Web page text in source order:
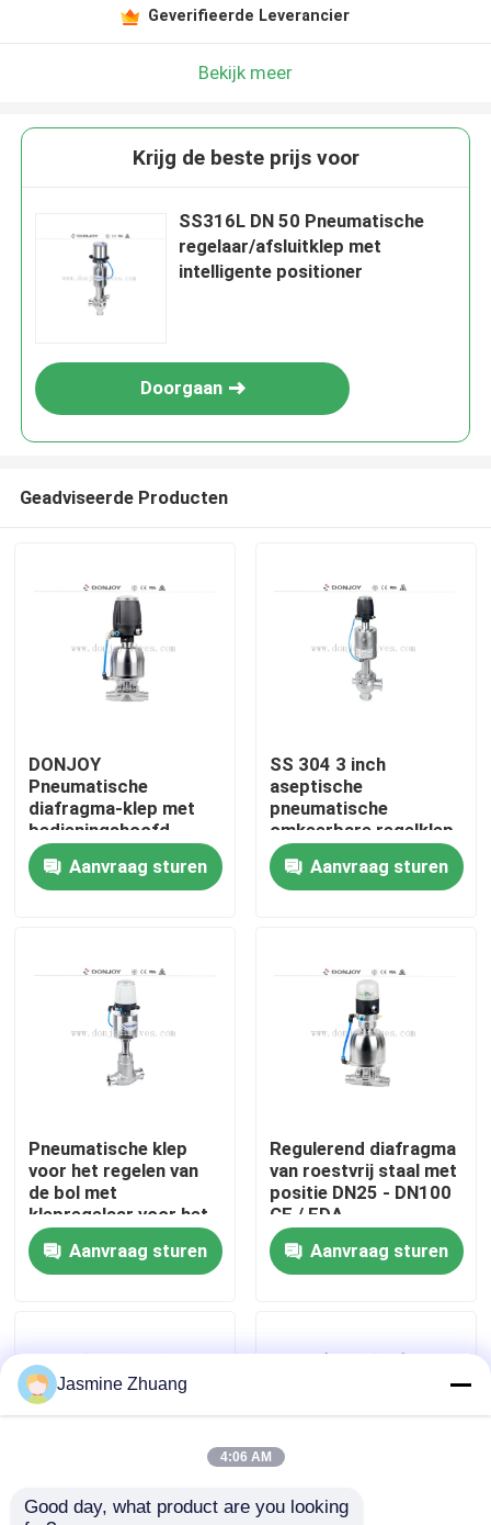
Thuis
video's
Fabriekstocht
Kwaliteitscontrole
Nieuws
Sanitaire Diafragmaklep
Geverifieerde Leverancier
Bekijk meer
Krijg de beste prijs voor
SS316L DN 50 Pneumatische
regelaar/afsluitklep met
intelligente positioner
Doorgaan
Geadviseerde Producten
DONJOY
Pneumatische
diafragma-klep met
bedieningshoofd
Aanvraag sturen
SS 304 3 inch
aseptische
pneumatische
omkeerbare regelklep
met enkele zitting
EPDM-pakking
Aanvraag sturen
Pneumatische klep
voor het regelen van
de bol met
klepregelaar voor het
regelen
Aanvraag sturen
Regulerend diafragma
van roestvrij staal met
positie DN25 - DN100
CE / FDA
Aanvraag sturen
Jasmine Zhuang
4:06 AM
Good day, what product are you looking